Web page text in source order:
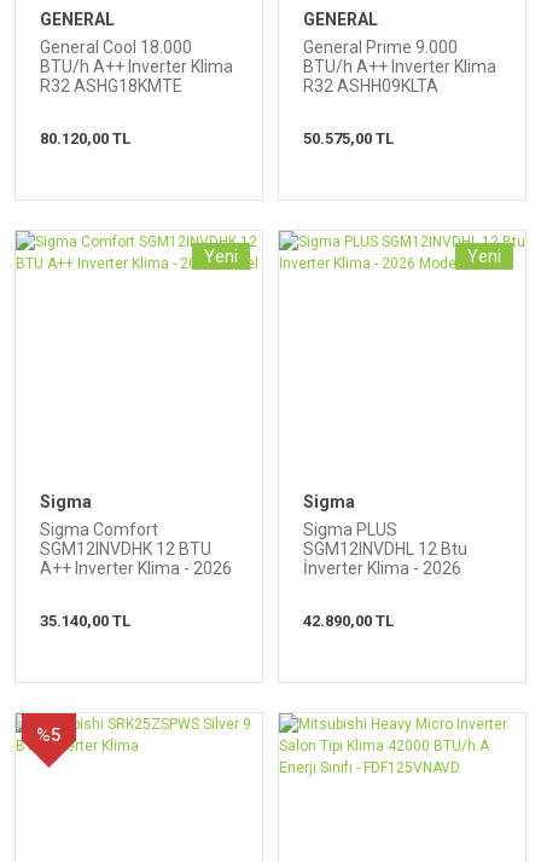
GENERAL
General Cool 18.000
BTU/h A++ Inverter Klima
R32 ASHG18KMTE
80.120,00 TL
GENERAL
General Prime 9.000
BTU/h A++ Inverter Klima
R32 ASHH09KLTA
50.575,00 TL
Yeni
Sigma
Sigma Comfort
SGM12INVDHK 12 BTU
A++ Inverter Klima - 2026
35.140,00 TL
Yeni
Sigma
Sigma PLUS
SGM12INVDHL 12 Btu
İnverter Klima - 2026
42.890,00 TL
%5